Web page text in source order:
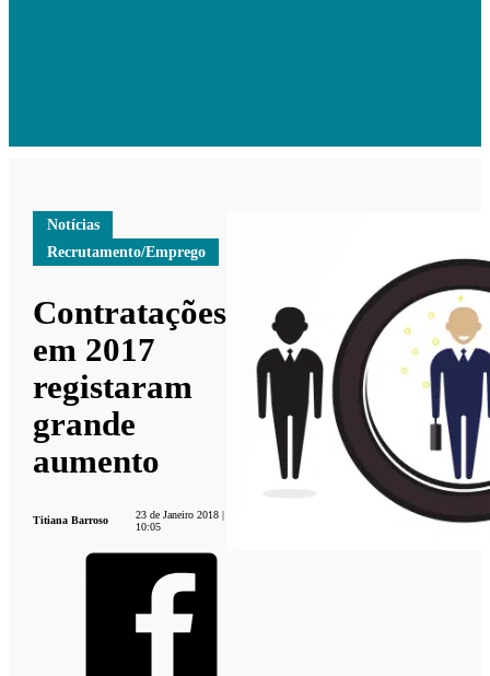
Notícias
Recrutamento/Emprego
Contratações
em 2017
registaram
grande
aumento
Titiana Barroso
23 de Janeiro 2018 |
10:05